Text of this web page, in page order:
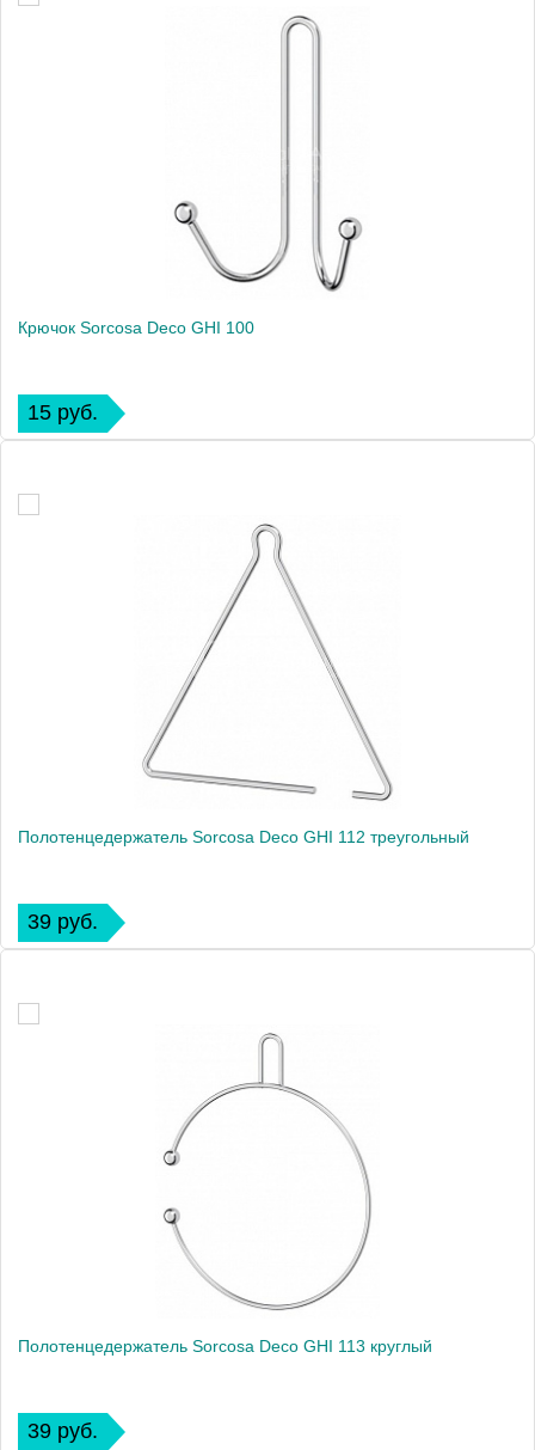
Крючок Sorcosa Deco GHI 100
15 руб.
Полотенцедержатель Sorcosa Deco GHI 112 треугольный
39 руб.
Полотенцедержатель Sorcosa Deco GHI 113 круглый
39 руб.